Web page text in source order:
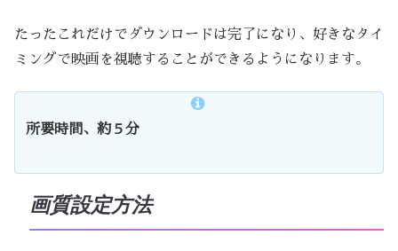
たったこれだけでダウンロードは完了になり、好きなタイ
ミングで映画を視聴することができるようになります。
所要時間、約５分
画質設定方法